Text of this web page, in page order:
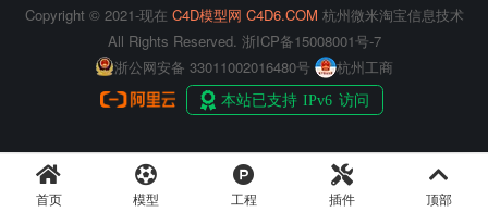
Copyright © 2021-现在 C4D模型网 C4D6.COM 杭州微米淘宝信息技术
All Rights Reserved. 浙ICP备15008001号-7
浙公网安备 33011002016480号
杭州工商
首页 模型 工程 插件 顶部